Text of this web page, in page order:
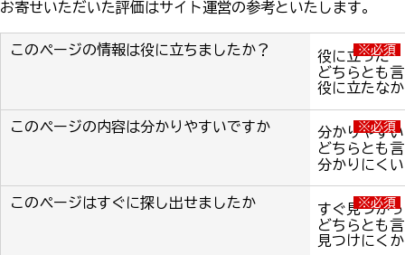
お寄せいただいた評価はサイト運営の参考といたします。
このページの情報は役に立ちましたか？ ※必須
役に立った
どちらとも
役に立たな
このページの内容は分かりやすいですか ※必須
分かりやすい
どちらとも
分かりにくい
このページはすぐに探し出せましたか ※必須
すぐ見つか
どちらとも
見つけにく